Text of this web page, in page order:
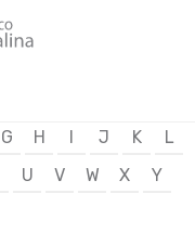
G H I J K
L
U V W X
Y